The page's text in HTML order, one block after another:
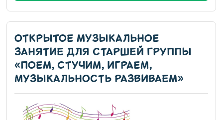
ОТКРЫТОЕ МУЗЫКАЛЬНОЕ
ЗАНЯТИЕ ДЛЯ СТАРШЕЙ ГРУППЫ
«ПОЕМ, СТУЧИМ, ИГРАЕМ,
МУЗЫКАЛЬНОСТЬ РАЗВИВАЕМ»